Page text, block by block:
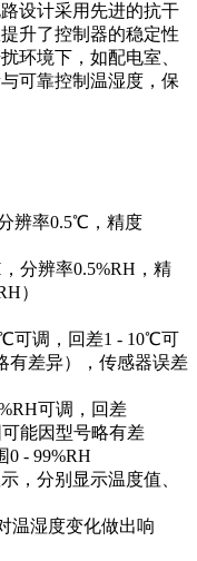
设计采用先进的抗干
升了控制器的稳定性
环境下，如配电室、
可靠控制温湿度，保
辨率0.5℃，精度
分辨率0.5%RH，精
）
可调，回差1 - 10℃可
有差异），传感器误差
可调，回差
能因型号略有差
0 - 99%RH
，分别显示温度值、
温湿度变化做出响